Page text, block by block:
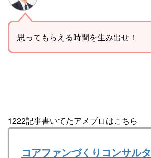
思ってもらえる時間を生み出せ！
1222記事書いてたアメブロはこちら
コアファンづくりコンサルタ